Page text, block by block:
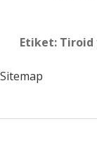
Etiket: Tiroid
Sitemap